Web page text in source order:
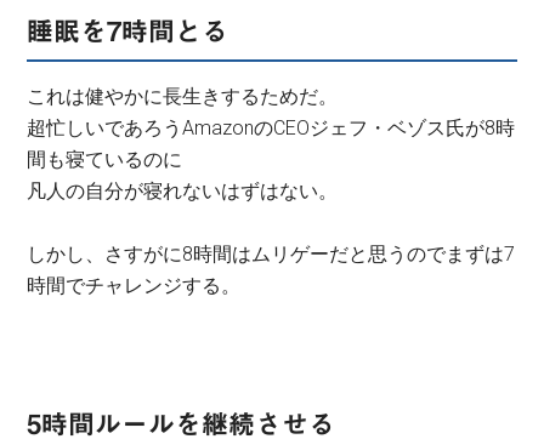
睡眠を7時間とる
これは健やかに長生きするためだ。
超忙しいであろうAmazonのCEOジェフ・ベゾス氏が8時
間も寝ているのに
凡人の自分が寝れないはずはない。
しかし、さすがに8時間はムリゲーだと思うのでまずは7
時間でチャレンジする。
5時間ルールを継続させる